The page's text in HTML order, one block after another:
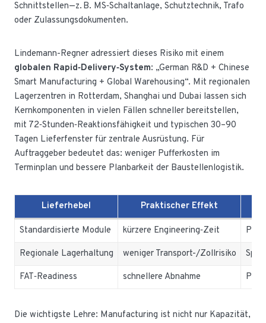
Schnittstellen—z. B. MS‑Schaltanlage, Schutztechnik, Trafo
oder Zulassungsdokumenten.
Lindemann-Regner adressiert dieses Risiko mit einem
globalen Rapid‑Delivery‑System: „German R&D + Chinese
Smart Manufacturing + Global Warehousing“. Mit regionalen
Lagerzentren in Rotterdam, Shanghai und Dubai lassen sich
Kernkomponenten in vielen Fällen schneller bereitstellen,
mit 72‑Stunden‑Reaktionsfähigkeit und typischen 30–90
Tagen Lieferfenster für zentrale Ausrüstung. Für
Auftraggeber bedeutet das: weniger Pufferkosten im
Terminplan und bessere Planbarkeit der Baustellenlogistik.
Lieferhebel Praktischer Effekt
Standardisierte Module kürzere Engineering‑Zeit
Regionale Lagerhaltung weniger Transport-/Zollrisiko
FAT‑Readiness schnellere Abnahme
Die wichtigste Lehre: Manufacturing ist nicht nur Kapazität,